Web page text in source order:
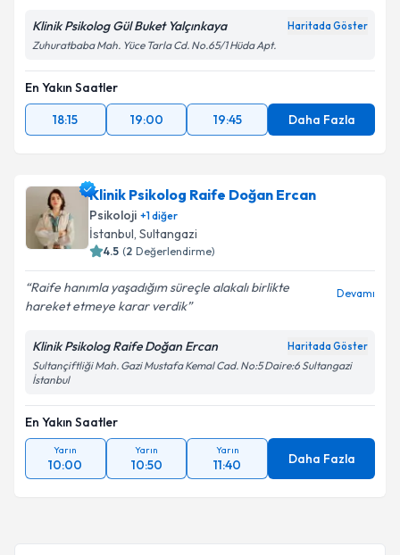
Klinik Psikolog Gül Buket Yalçınkaya Haritada Göster
Zuhuratbaba Mah. Yüce Tarla Cd. No.65/1 Hüda Apt.
En Yakın Saatler
18:15
19:00 19:45 Daha Fazla
Klinik Psikolog Raife Doğan Ercan
Psikoloji +1diğer
İstanbul, Sultangazi
4.5 (2 Değerlendirme)
Raife hanımla yaşadığım süreçle alakalı birlikte
hareket etmeye karar verdik
Devamı
Klinik Psikolog Raife Doğan Ercan Haritada Göster
Sultançiftliği Mah. Gazi Mustafa Kemal Cad. No:5 Daire:6 Sultangazi
İstanbul
En Yakın Saatler
Yarın
10:00
Yarın
10:50
Yarın
11:40 Daha Fazla